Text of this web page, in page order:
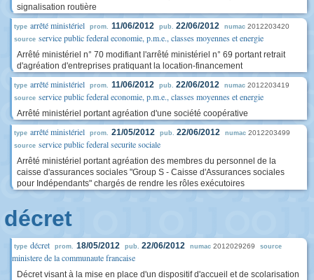
signalisation routière
type arrêté ministériel prom. 11/06/2012 pub. 22/06/2012 numac 2012203420
source service public federal economie, p.m.e., classes moyennes et energie
Arrêté ministériel n° 70 modifiant l'arrêté ministériel n° 69 portant retrait
d'agréation d'entreprises pratiquant la location-financement
type arrêté ministériel prom. 11/06/2012 pub. 22/06/2012 numac 2012203419
source service public federal economie, p.m.e., classes moyennes et energie
Arrêté ministériel portant agréation d'une société coopérative
type arrêté ministériel prom. 21/05/2012 pub. 22/06/2012 numac 2012203499
source service public federal securite sociale
Arrêté ministériel portant agréation des membres du personnel de la
caisse d'assurances sociales "Group S - Caisse d'Assurances sociales
pour Indépendants" chargés de rendre les rôles exécutoires
décret
type décret prom. 18/05/2012 pub. 22/06/2012 numac 2012029269 source
ministere de la communaute francaise
Décret visant à la mise en place d'un dispositif d'accueil et de scolarisation